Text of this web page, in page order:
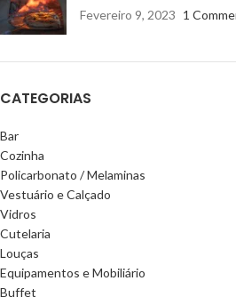
Fevereiro 9, 2023 1
CATEGORIAS
Bar
Cozinha
Policarbonato / Melaminas
Vestuário e Calçado
Vidros
Cutelaria
Louças
Equipamentos e Mobiliário
Buffet